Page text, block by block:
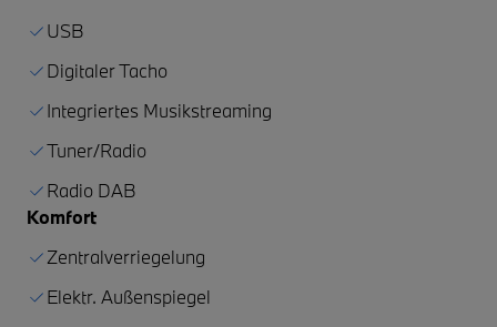
USB
Digitaler Tacho
Integriertes Musikstreaming
Tuner/Radio
Radio DAB
Komfort
Zentralverriegelung
Elektr. Außenspiegel